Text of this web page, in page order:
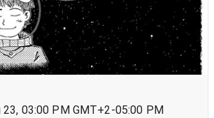
23, 03:00 PM GMT+2-05:00 PM